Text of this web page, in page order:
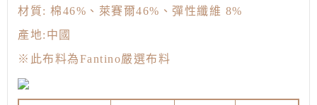
材質: 棉46%、萊賽爾46%、彈性纖維 8%
產地:中國
※ 此布料為Fantino嚴選布料